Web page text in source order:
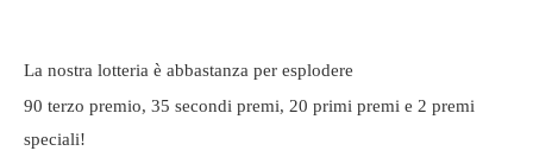
La nostra lotteria è abbastanza per esplodere
90 terzo premio, 35 secondi premi, 20 primi premi e 2 premi
speciali!